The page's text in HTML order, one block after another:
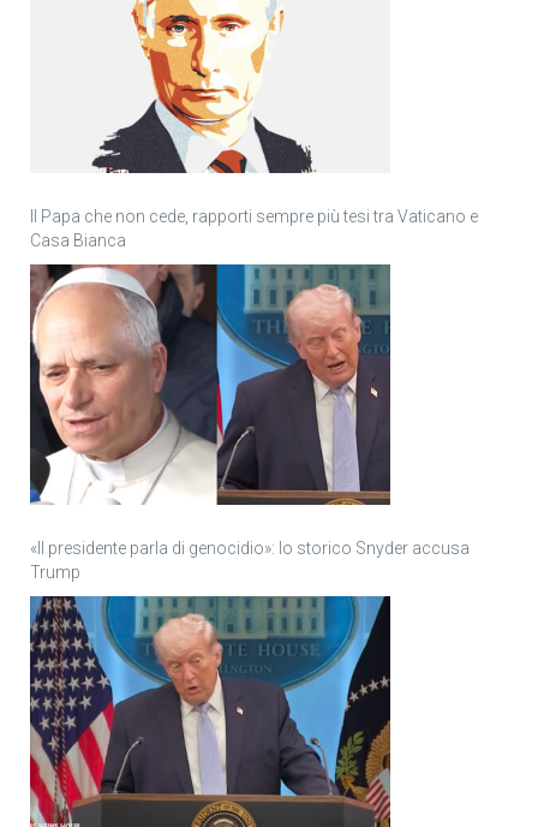
Il Papa che non cede, rapporti sempre più tesi tra Vaticano e
Casa Bianca
«Il presidente parla di genocidio»: lo storico Snyder accusa
Trump